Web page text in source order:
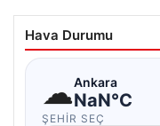
Hava Durumu
☁Ankara
NaN°C
ŞEHIR SEÇ